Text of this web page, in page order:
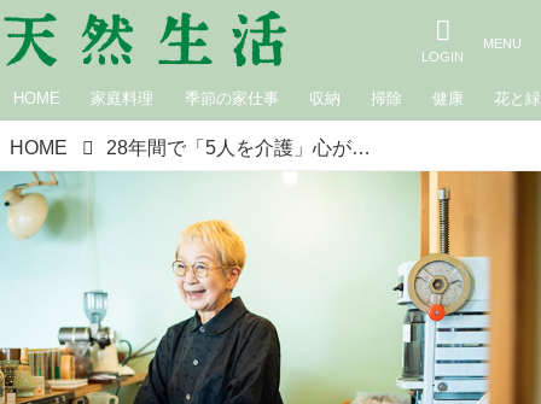
HOME 家庭料理 季節の家仕事 収納 掃除 健康 花と緑
HOME 28年間で「5人を介護」心が折れそうなときも夢を手放さない。77歳・横尾光子さんが守り続けた“自分らしく”あるための4つのルール